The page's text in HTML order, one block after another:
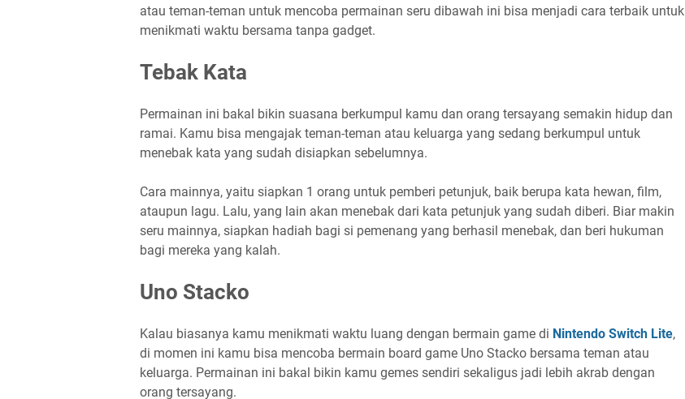
atau teman-teman untuk mencoba permainan seru dibawah ini bisa menjadi cara terbaik untuk
menikmati waktu bersama tanpa gadget.
Tebak Kata
Permainan ini bakal bikin suasana berkumpul kamu dan orang tersayang semakin hidup dan
ramai. Kamu bisa mengajak teman-teman atau keluarga yang sedang berkumpul untuk
menebak kata yang sudah disiapkan sebelumnya.
Cara mainnya, yaitu siapkan 1 orang untuk pemberi petunjuk, baik berupa kata hewan, film,
ataupun lagu. Lalu, yang lain akan menebak dari kata petunjuk yang sudah diberi. Biar makin
seru mainnya, siapkan hadiah bagi si pemenang yang berhasil menebak, dan beri hukuman
bagi mereka yang kalah.
Uno Stacko
Kalau biasanya kamu menikmati waktu luang dengan bermain game di Nintendo Switch Lite,
di momen ini kamu bisa mencoba bermain board game Uno Stacko bersama teman atau
keluarga. Permainan ini bakal bikin kamu gemes sendiri sekaligus jadi lebih akrab dengan
orang tersayang.